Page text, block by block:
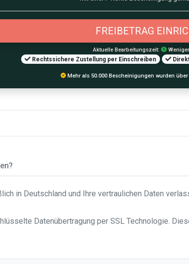
FREIBETRAG
Aktuelle Bearbeitungszeit:
Rechtssichere Zustellung per Einschreiben
Mehr als 50.000 Bescheinigungen wurden
in Deutschland und Ihre vertraulichen Daten
Datenübertragung per SSL Technologie.